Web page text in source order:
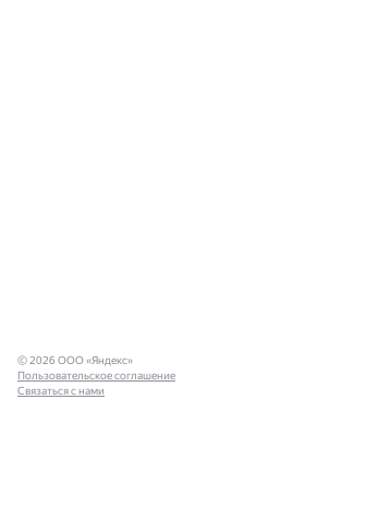
© 2026 ООО «Яндекс»
Пользовательское соглашение
Связаться с нами